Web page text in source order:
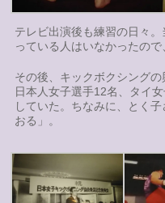
テレビ出演後も練習の日々
っている人はいなかったの
その後、キックボクシングの
日本人女子選手12名、タイ
していた。ちなみに、とく
おる」。